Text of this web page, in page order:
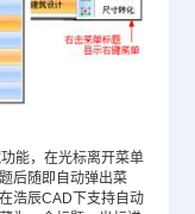
能，在光标离开菜单
后随即自动弹出菜
浩辰CAD下支持自动